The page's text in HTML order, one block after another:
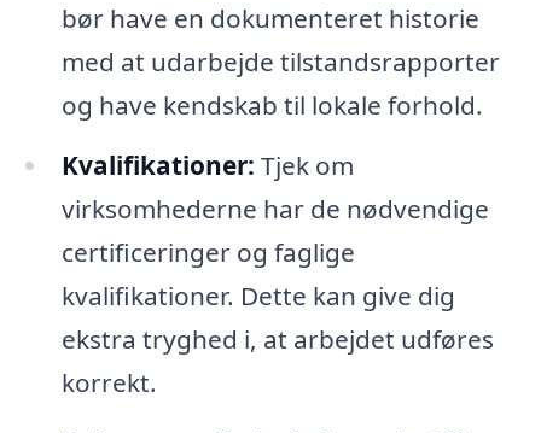
bør have en dokumenteret historie
med at udarbejde tilstandsrapporter
og have kendskab til lokale forhold.
Kvalifikationer: Tjek om
virksomhederne har de nødvendige
certificeringer og faglige
kvalifikationer. Dette kan give dig
ekstra tryghed i, at arbejdet udføres
korrekt.